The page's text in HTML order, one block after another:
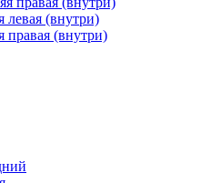
левая (внутри)
правая (внутри)